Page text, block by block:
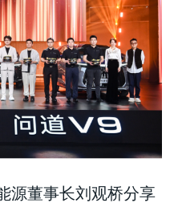
源董事长刘观桥分享